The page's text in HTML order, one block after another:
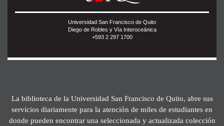
Universidad San Francisco de Quito
Diego de Robles y Vía Interoceánica
+593 2 297 1700
La biblioteca de la Universidad San Francisco de Quito, abre sus
servicios diariamente para la atención de miles de estudiantes en
donde pueden encontrar una seleccionada y actualizada colección